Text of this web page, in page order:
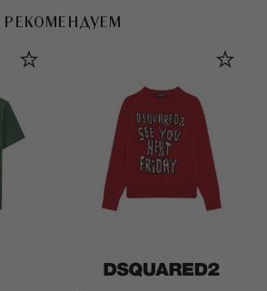
РЕКОМЕНДУЕМ